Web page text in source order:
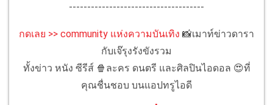
-------------------------------------
กดเลย >> community แห่งความบันเทิง 📸เมาท์ข่าวดารา
กับเจ๊รุงรังขังรวม
ทั้งข่าว หนัง ซีรีส์ 🍿ละคร ดนตรี และศิลปินไอดอล 😍ที่
คุณชื่นชอบ บนแอปทรูไอดี